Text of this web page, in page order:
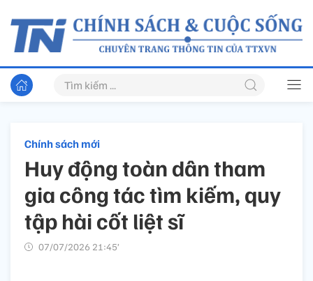
Chính sách mới
Huy động toàn dân tham
gia công tác tìm kiếm, quy
tập hài cốt liệt sĩ
07/07/2026 21:45’